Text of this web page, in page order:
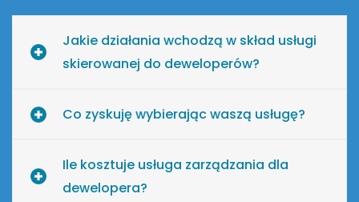
Jakie działania wchodzą w skład usługi
skierowanej do deweloperów?
Co zyskuję wybierając waszą usługę?
Ile kosztuje usługa zarządzania dla
dewelopera?